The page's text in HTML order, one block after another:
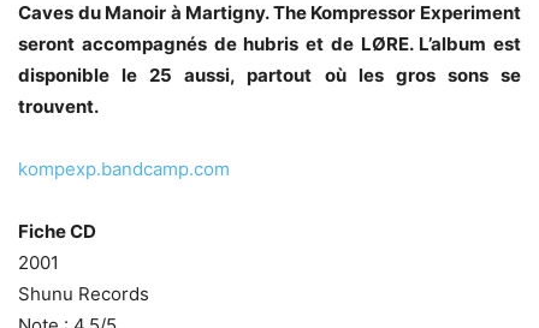
Caves du Manoir à Martigny. The Kompressor Experiment
seront accompagnés de hubris et de LØRE. L’album est
disponible le 25 aussi, partout où les gros sons se
trouvent.
kompexp.bandcamp.com
Fiche CD
2001
Shunu Records